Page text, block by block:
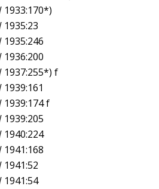
1933:170*)
1937:255*) f
1939:174 f